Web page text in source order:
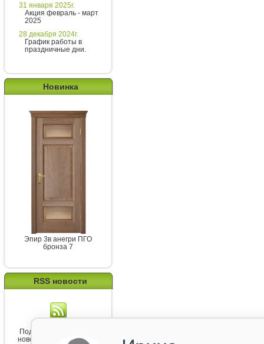
31 января 2025г.
Акция февраль - март
2025
28 декабря 2024г.
График работы в
праздничные дни.
Новинка
Эпир 3в анегри ПГО
бронза 7
RSS новости
Подпишитесь на канал
новостей от Belorawood
Введите сообщение